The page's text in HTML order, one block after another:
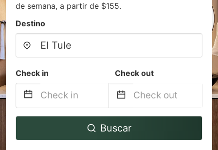
de semana, a partir de $155.
Destino
Check in Check out
Navigate
to
Navigate
to
Buscar